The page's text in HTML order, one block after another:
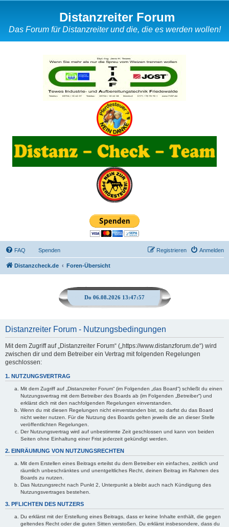
Distanzreiter Forum
Das Forum für Distanzreiter und die, die es werden wollen!
FAQ Spenden Anmelden
Registrieren
Distanzcheck.de Foren-Übersicht
Do 06.08.2026 13:47:57
Distanzreiter Forum - Nutzungsbedingungen
Mit dem Zugriff auf „Distanzreiter Forum“ („https://www.distanzforum.de“) wird
zwischen dir und dem Betreiber ein Vertrag mit folgenden Regelungen
geschlossen:
1. NUTZUNGSVERTRAG
Mit dem Zugriff auf „Distanzreiter Forum“ (im Folgenden „das Board“) schließt du einen
Nutzungsvertrag mit dem Betreiber des Boards ab (im Folgenden „Betreiber“) und
erklärst dich mit den nachfolgenden Regelungen einverstanden.
Wenn du mit diesen Regelungen nicht einverstanden bist, so darfst du das Board
nicht weiter nutzen. Für die Nutzung des Boards gelten jeweils die an dieser Stelle
veröffentlichten Regelungen.
Der Nutzungsvertrag wird auf unbestimmte Zeit geschlossen und kann von beiden
Seiten ohne Einhaltung einer Frist jederzeit gekündigt werden.
2. EINRÄUMUNG VON NUTZUNGSRECHTEN
Mit dem Erstellen eines Beitrags erteilst du dem Betreiber ein einfaches, zeitlich und
räumlich unbeschränktes und unentgeltliches Recht, deinen Beitrag im Rahmen des
Boards zu nutzen.
Das Nutzungsrecht nach Punkt 2, Unterpunkt a bleibt auch nach Kündigung des
Nutzungsvertrages bestehen.
3. PFLICHTEN DES NUTZERS
Du erklärst mit der Erstellung eines Beitrags, dass er keine Inhalte enthält, die gegen
geltendes Recht oder die guten Sitten verstoßen. Du erklärst insbesondere, dass du